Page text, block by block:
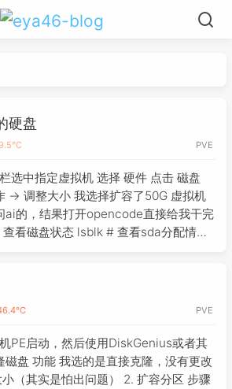
硬盘
PVE
选中指定虚拟机 选择 硬件 点击 磁盘
-> 调整大小 我选择扩容了50G 虚拟机
ai的，结果打开opencode直接给我干完
态 lsblk # 查看sda分配情况
PVE
PE启动，然后使用DiskGenius或者其
磁盘 功能 我选的是直接克隆，没有更改
（其实是怕出问题） 2. 扩容分区 步骤